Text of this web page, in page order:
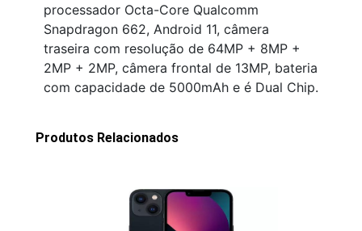
processador Octa-Core Qualcomm
Snapdragon 662, Android 11, câmera
traseira com resolução de 64MP + 8MP +
2MP + 2MP, câmera frontal de 13MP, bateria
com capacidade de 5000mAh e é Dual Chip.
Produtos Relacionados